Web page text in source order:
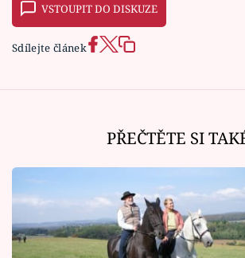
VSTOUPIT DO DISKUZE
Sdílejte článek
PŘEČTĚTE SI